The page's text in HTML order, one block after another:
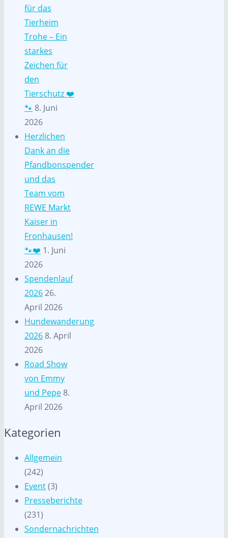
für das
Tierheim
Trohe – Ein
starkes
Zeichen für
den
Tierschutz ❤️
🐾 8. Juni
2026
Herzlichen
Dank an die
Pfandbonspender
und das
Team vom
REWE Markt
Kaiser in
Fronhausen!
🐾❤️ 1. Juni
2026
Spendenlauf
202626.
April 2026
Hundewanderung
2026 8. April
2026
Road Show
von Emmy
und Pepe 8.
April 2026
Kategorien
Allgemein
(242)
Event(3)
Presseberichte
(231)
Sondernachrichten